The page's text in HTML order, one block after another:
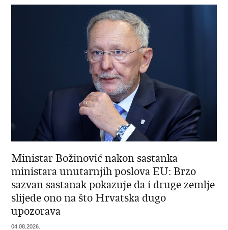
Ministar Božinović nakon sastanka
ministara unutarnjih poslova EU: Brzo
sazvan sastanak pokazuje da i druge zemlje
slijede ono na što Hrvatska dugo
upozorava
04.08.2026.